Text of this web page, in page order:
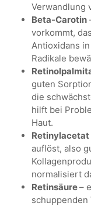
Verwandlung
Beta-Carotin
vorkommt,
Antioxidans
Radikale
guten
die
hilft bei
Haut.
Retinylacetat
auflöst, also
normalisiert
Retinsäure–
schuppenden